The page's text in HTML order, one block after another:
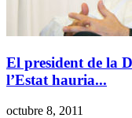
El president de la
l’Estat hauria...
octubre 8, 2011